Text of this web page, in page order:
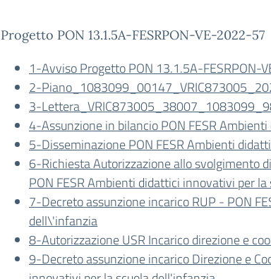
Progetto PON 13.1.5A-FESRPON-VE-2022-57
1-Avviso Progetto PON 13.1.5A-FESRPON-
2-
3-
4-Assunzione in bilancio PON FESR
5-Disseminazione PON FESR Ambienti
6-Richiesta Autorizzazione allo svolgimento
PON FESR Ambienti didattici innovativi per
7-Decreto assunzione incarico RUP - PON
dell\'infanzia
8-Autorizzazione USR Incarico direzione e
9-Decreto assunzione incarico Direzione e